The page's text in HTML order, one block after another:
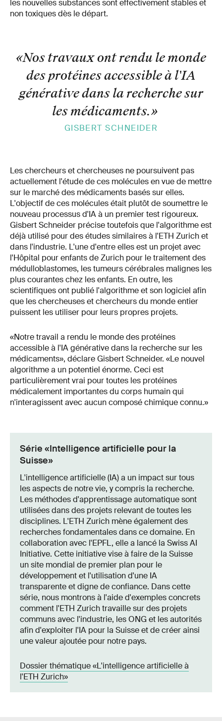
les nouvelles substances sont effectivement stables et
non toxiques dès le départ.
«Nos travaux ont rendu le monde
des protéines accessible à l'IA
générative dans la recherche sur
les médicaments.»
GISBERT SCHNEIDER
Les chercheurs et chercheuses ne poursuivent pas
actuellement l'étude de ces molécules en vue de mettre
sur le marché des médicaments basés sur elles.
L'objectif de ces molécules était plutôt de soumettre le
nouveau processus d'IA à un premier test rigoureux.
Gisbert Schneider précise toutefois que l'algorithme est
déjà utilisé pour des études similaires à l'ETH Zurich et
dans l'industrie. L'une d'entre elles est un projet avec
l'Hôpital pour enfants de Zurich pour le traitement des
médulloblastomes, les tumeurs cérébrales malignes les
plus courantes chez les enfants. En outre, les
scientifiques ont publié l'algorithme et son logiciel afin
que les chercheuses et chercheurs du monde entier
puissent les utiliser pour leurs propres projets.
«Notre travail a rendu le monde des protéines
accessible à l'IA générative dans la recherche sur les
médicaments», déclare Gisbert Schneider. «Le nouvel
algorithme a un potentiel énorme. Ceci est
particulièrement vrai pour toutes les protéines
médicalement importantes du corps humain qui
n'interagissent avec aucun composé chimique connu.»
Série «Intelligence artificielle pour la
Suisse»
L'intelligence artificielle (IA) a un impact sur tous
les aspects de notre vie, y compris la recherche.
Les méthodes d'apprentissage automatique sont
utilisées dans des projets relevant de toutes les
disciplines. L'ETH Zurich mène également des
recherches fondamentales dans ce domaine. En
collaboration avec l'EPFL, elle a lancé la Swiss AI
Initiative. Cette initiative vise à faire de la Suisse
un site mondial de premier plan pour le
développement et l'utilisation d'une IA
transparente et digne de confiance. Dans cette
série, nous montrons à l'aide d'exemples concrets
comment l'ETH Zurich travaille sur des projets
communs avec l'industrie, les ONG et les autorités
afin d'exploiter l'IA pour la Suisse et de créer ainsi
une valeur ajoutée pour notre pays.
Dossier thématique «L'intelligence artificielle à
l'ETH Zurich»